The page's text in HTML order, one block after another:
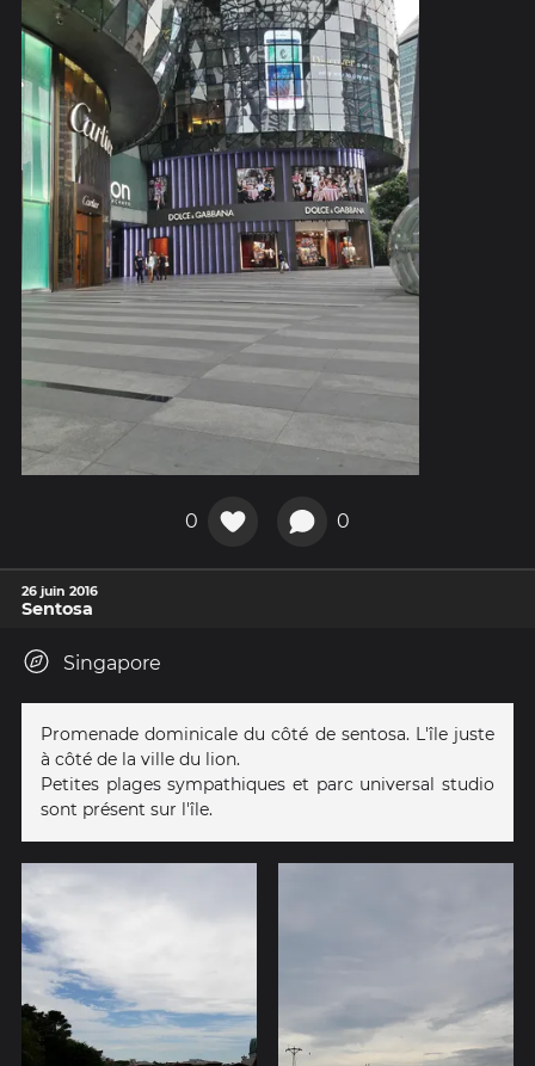
0 0
26 juin 2016
Sentosa
Singapore
Promenade dominicale du côté de sentosa. L'île juste
à côté de la ville du lion.
Petites plages sympathiques et parc universal studio
sont présent sur l'île.